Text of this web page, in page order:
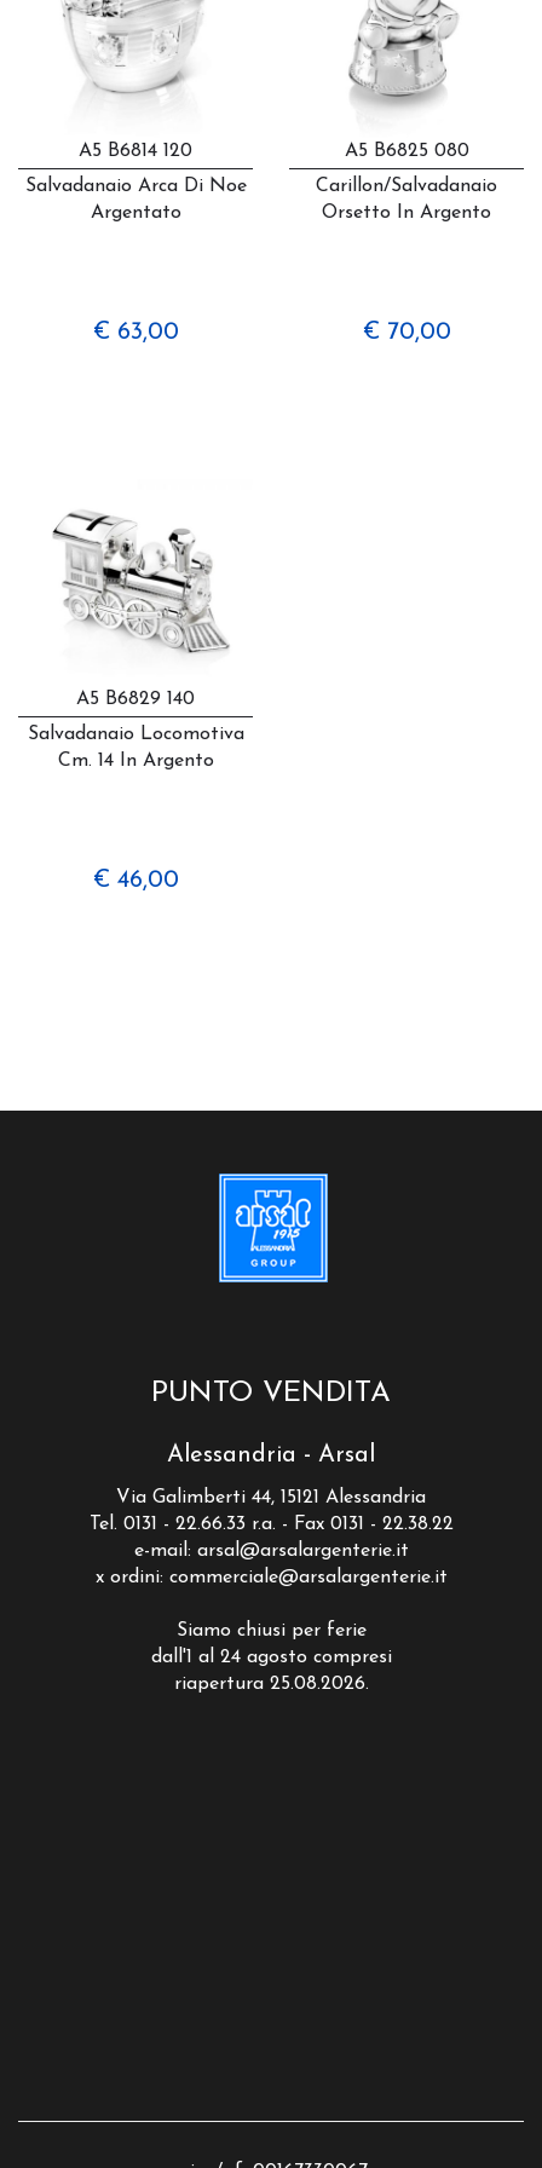
A5 B6814 120
Salvadanaio Arca Di Noe
Argentato
€ 63,00
A5 B6825 080
Carillon/salvadanaio
Orsetto In Argento
€ 70,00
A5 B6829 140
Salvadanaio Locomotiva
Cm. 14 In Argento
€ 46,00
PUNTO VENDITA
Alessandria - Arsal
Via Galimberti 44, 15121 Alessandria
Tel. 0131 - 22.66.33 r.a. - Fax 0131 - 22.38.22
e-mail: arsal@arsalargenterie.it
x ordini: commerciale@arsalargenterie.it
Siamo chiusi per ferie
dall'1 al 24 agosto compresi
riapertura 25.08.2026.